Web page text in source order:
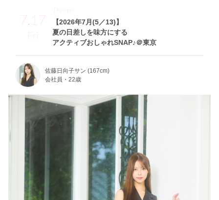
7.17
Fri
【2026年7月(5／13)】
夏の日差しを味方にする
アクティブおしゃれSNAP♪＠東京
Theme
佐藤日向子サン (167cm)
会社員・22歳